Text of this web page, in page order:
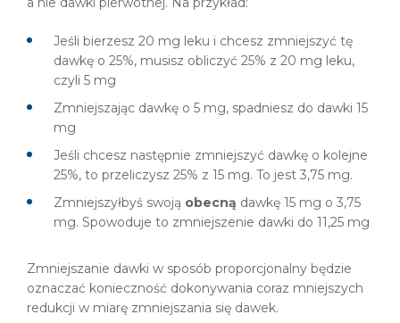
Jeśli bierzesz 20 mg leku i chcesz zmniejszyć tę
dawkę o 25%, musisz obliczyć 25% z 20 mg leku,
czyli 5 mg
Zmniejszając dawkę o 5 mg, spadniesz do dawki 15
mg
Jeśli chcesz następnie zmniejszyć dawkę o kolejne
25%, to przeliczysz 25% z 15 mg. To jest 3,75 mg.
Zmniejszyłbyś swoją obecną dawkę 15 mg o 3,75
mg. Spowoduje to zmniejszenie dawki do 11,25 mg
Zmniejszanie dawki w sposób proporcjonalny będzie
oznaczać konieczność dokonywania coraz mniejszych
redukcji w miarę zmniejszania się dawek.